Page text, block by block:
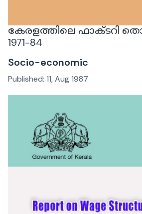
കേരളത്തിലെ ഫാക്ടറി
1971-84
Socio-economic
Published: 11, Aug 1987